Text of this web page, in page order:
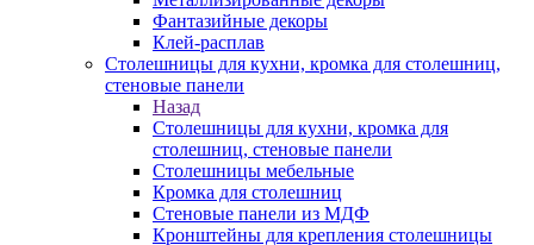
Фантазийные декоры
Клей-расплав
Столешницы для кухни, кромка для столешниц,
стеновые панели
Назад
Столешницы для кухни, кромка для
столешниц, стеновые панели
Столешницы мебельные
Кромка для столешниц
Стеновые панели из МДФ
Кронштейны для крепления столешницы